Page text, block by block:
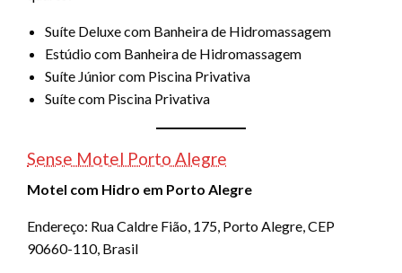
Suíte Deluxe com Banheira de Hidromassagem
Estúdio com Banheira de Hidromassagem
Suíte Júnior com Piscina Privativa
Suíte com Piscina Privativa
Sense Motel Porto Alegre
Motel com Hidro em Porto Alegre
Endereço: Rua Caldre Fião, 175, Porto Alegre, CEP
90660-110, Brasil